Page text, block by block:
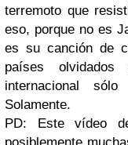
terremoto que
eso, porque no es
es su canción de
países
internacional
Solamente.
PD: Este vídeo